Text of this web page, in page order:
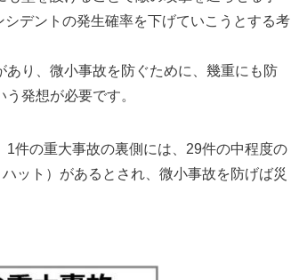
デントの発生確率を下げていこうとする考
り、微小事故を防ぐために、幾重にも防
発想が必要です。
件の重大事故の裏側には、29件の中程度の
ット）があるとされ、微小事故を防げば災